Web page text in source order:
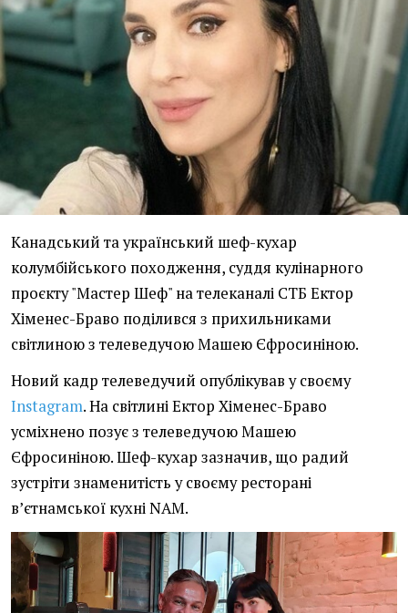
Канадський та український шеф-кухар
колумбійського походження, суддя кулінарного
проєкту "Мастер Шеф" на телеканалі СТБ Ектор
Хіменес-Браво поділився з прихильниками
світлиною з телеведучою Машею Єфросиніною.
Новий кадр телеведучий опублікував у своєму
Instagram. На світлині Ектор Хіменес-Браво
усміхнено позує з телеведучою Машею
Єфросиніною. Шеф-кухар зазначив, що радий
зустріти знаменитість у своєму ресторані
в’єтнамської кухні NAM.